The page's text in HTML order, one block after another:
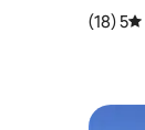
متوسط التقييم 5 من 5، 18 مراجعات
5 (18)